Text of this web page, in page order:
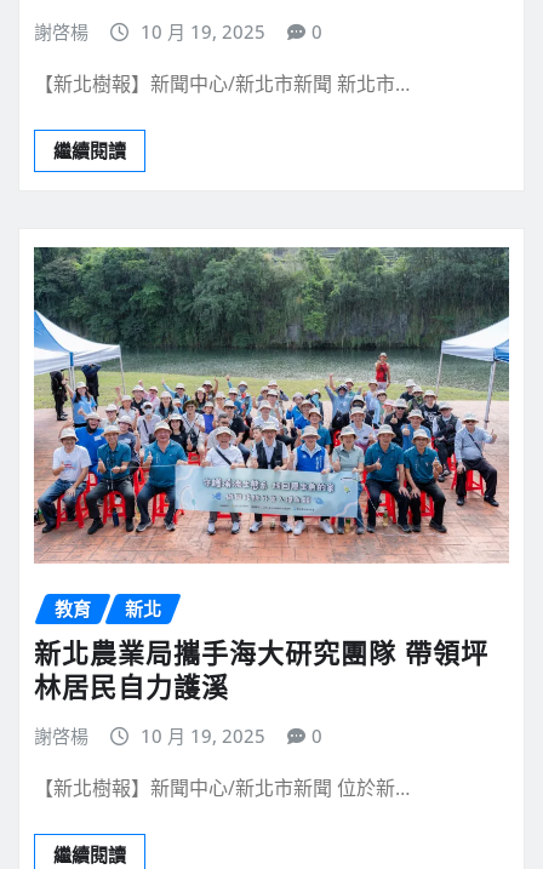
謝啓楊 10 月 19, 2025 0
【新北樹報】新聞中心/新北市新聞 新北市…
繼續閱讀
教育 新北
新北農業局攜手海大研究團隊 帶領坪
林居民自力護溪
謝啓楊 10 月 19, 2025 0
【新北樹報】新聞中心/新北市新聞 位於新…
繼續閱讀